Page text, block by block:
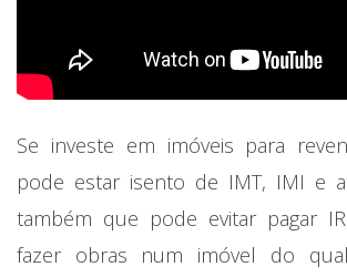
Se investe em imóveis para
pode estar isento de IMT, IMI e
também que pode evitar pagar
fazer obras num imóvel do